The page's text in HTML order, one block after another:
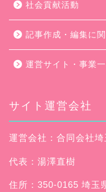
社会貢献活動
記事作成・編集に
運営サイト・事業
サイト運営会社
運営会社：合同会社
代表：湯澤直樹
住所：350-0165 埼玉